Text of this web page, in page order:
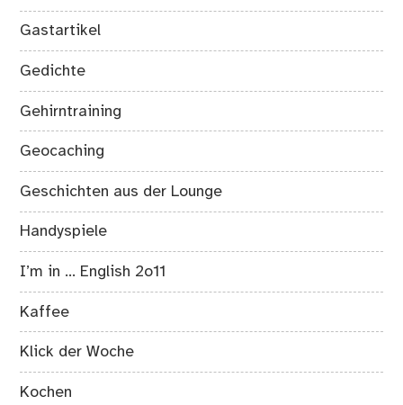
Gastartikel
Gedichte
Gehirntraining
Geocaching
Geschichten aus der Lounge
Handyspiele
I’m in … English 2o11
Kaffee
Klick der Woche
Kochen